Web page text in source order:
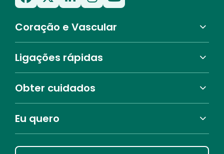
Coração e Vascular
Ligações rápidas
Obter cuidados
Eu quero